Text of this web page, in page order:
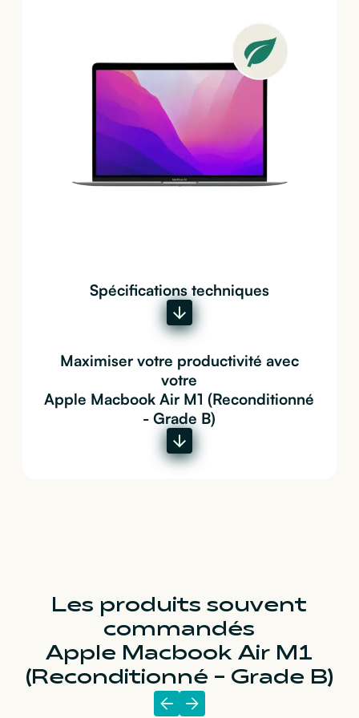
Spécifications techniques
Maximiser votre productivité avec
votre
Apple Macbook Air M1 (Reconditionné
- Grade B)
Les produits souvent
commandés
Apple Macbook Air M1
(Reconditionné - Grade B)